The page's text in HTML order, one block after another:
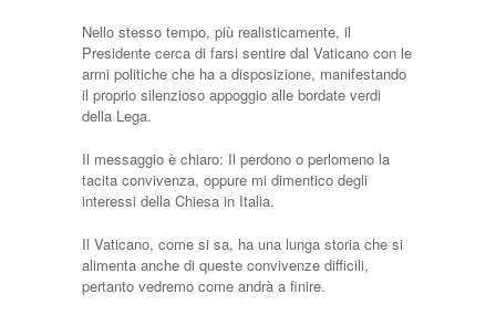
Nello stesso tempo, più realisticamente, il
Presidente cerca di farsi sentire dal Vaticano con le
armi politiche che ha a disposizione, manifestando
il proprio silenzioso appoggio alle bordate verdi
della Lega.
Il messaggio è chiaro: Il perdono o perlomeno la
tacita convivenza, oppure mi dimentico degli
interessi della Chiesa in Italia.
Il Vaticano, come si sa, ha una lunga storia che si
alimenta anche di queste convivenze difficili,
pertanto vedremo come andrà a finire.